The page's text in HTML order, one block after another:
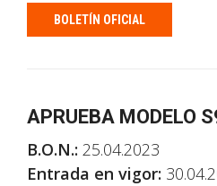
BOLETÍN OFICIAL
APRUEBA MODELO
B.O.N.: 25.04.2023
Entrada en vigor: